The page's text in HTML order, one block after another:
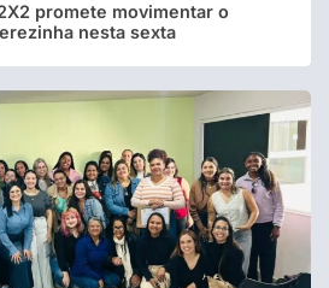
promete movimentar o
nesta sexta